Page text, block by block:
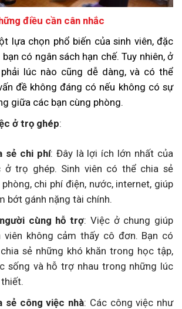
điều cần cân nhắc
lựa chọn phổ biến của sinh viên, đặc
có ngân sách hạn chế. Tuy nhiên, ở
lúc nào cũng dễ dàng, và có thể
đề không đáng có nếu không có sự
giữa các bạn cùng phòng.
ở trọ ghép:
sẻ chi phí: Đây là lợi ích lớn nhất của
ở trọ ghép. Sinh viên có thể chia sẻ
chi phí điện, nước, internet, giúp
bớt gánh nặng tài chính.
cùng hỗ trợ: Việc ở chung giúp
viên không cảm thấy cô đơn. Bạn có
sẻ những khó khăn trong học tập,
sống và hỗ trợ nhau trong những lúc
sẻ công việc nhà: Các công việc như